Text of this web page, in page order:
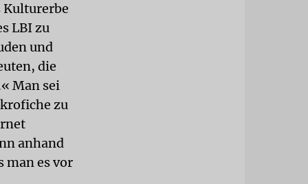
Kulturerbe
LBI zu
und
die
Man sei
zu
anhand
man es vor